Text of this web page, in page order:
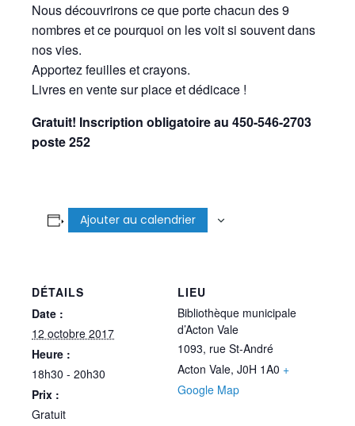
Nous découvrirons ce que porte chacun des 9
nombres et ce pourquoi on les voit si souvent dans
nos vies.
Apportez feuilles et crayons.
Livres en vente sur place et dédicace !
Gratuit! Inscription obligatoire au 450-546-2703
poste 252
Ajouter au calendrier
DÉTAILS
Date :
12 octobre 2017
Heure :
18h30 - 20h30
Prix :
Gratuit
LIEU
Bibliothèque municipale
d’Acton Vale
1093, rue St-André
Acton Vale, J0H 1A0 +
Google Map